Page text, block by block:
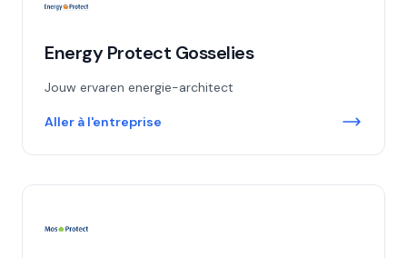
Energy Protect Gosselies
Jouw ervaren energie-architect
Aller à l'entreprise